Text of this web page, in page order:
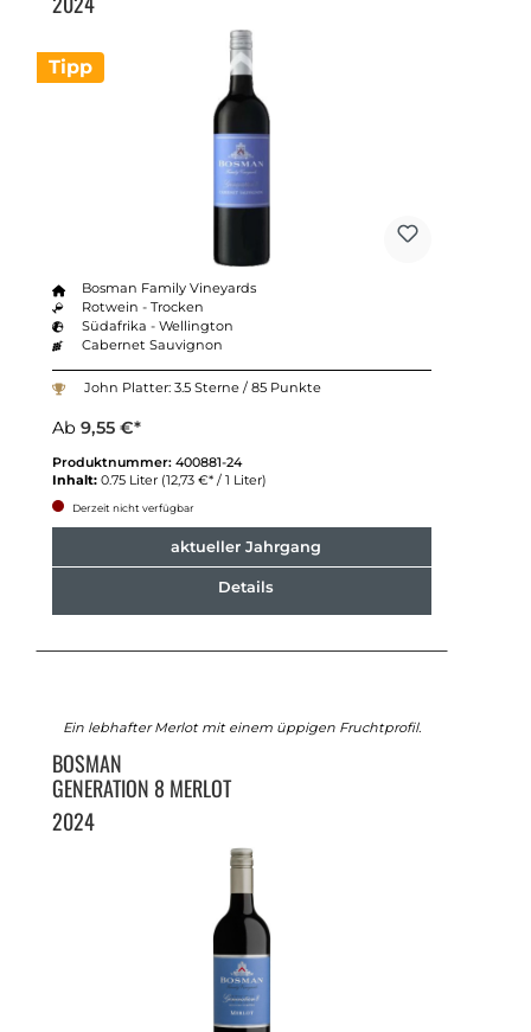
Tipp
Bosman Family Vineyards
Rotwein - Trocken
Südafrika - Wellington
Cabernet Sauvignon
John Platter: 3.5 Sterne / 85 Punkte
Ab 9,55 €*
Produktnummer: 400881-24
Inhalt: 0.75 Liter (12,73 €* / 1 Liter)
Derzeit nicht verfügbar
aktueller Jahrgang
Details
Ein lebhafter Merlot mit einem üppigen Fruchtprofil.
BOSMAN
GENERATION 8 MERLOT
2024